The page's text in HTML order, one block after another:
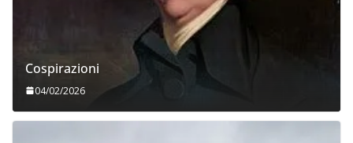
Cospirazioni
04/02/2026